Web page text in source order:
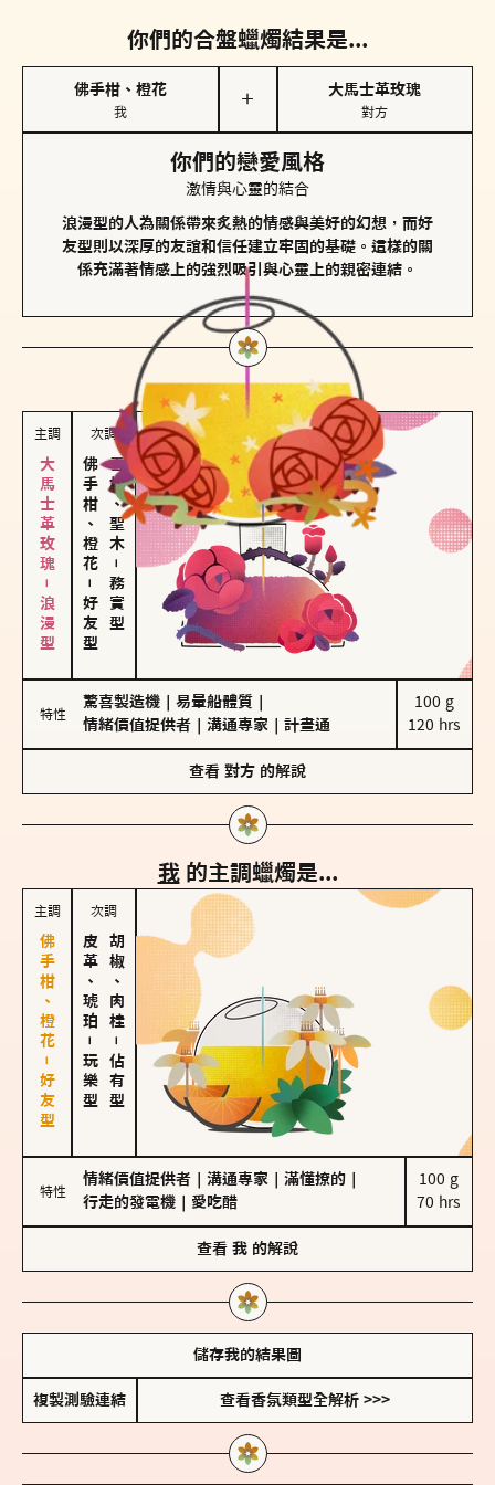
你們的合盤蠟燭結果是...
佛手柑、橙花
我
＋
大馬士革玫瑰
對方
你們的戀愛風格
激情與心靈的結合
浪漫型的人為關係帶來炙熱的情感與美好的幻想，而好
友型則以深厚的友誼和信任建立牢固的基礎。這樣的關
係充滿著情感上的強烈吸引與心靈上的親密連結。
對方的主調蠟燭是...
主調
大馬士革玫瑰－浪漫型
次調
佛手柑、橙花
－
好友型
雪松、聖木
－
務實型
特性
驚喜製造機 易暈船體質
情緒價值提供者
溝通專家 計畫通
100 g
120 hrs
查看 對方 的解說
我 的主調蠟燭是...
主調
佛手柑、橙花－好友型
次調
皮革、琥珀
－
玩樂型
胡椒、肉桂
－
佔有型
特性
情緒價值提供者 溝通專家 滿懂撩的
行走的發電機
愛吃醋
100 g
70 hrs
查看 我 的解說
儲存我的結果圖
複製測驗連結 查看香氛類型全解析 >>>